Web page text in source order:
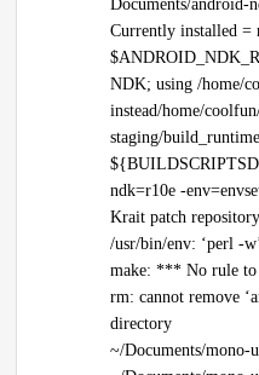
Documents/android-
Currently installed =
NDK; using /home/
instead/home/
staging/
ndk=r10e -
Krait patch
/usr/bin/env: ‘perl -
make: *** No rule to
rm: cannot remove
directory
~/Documents/mono-